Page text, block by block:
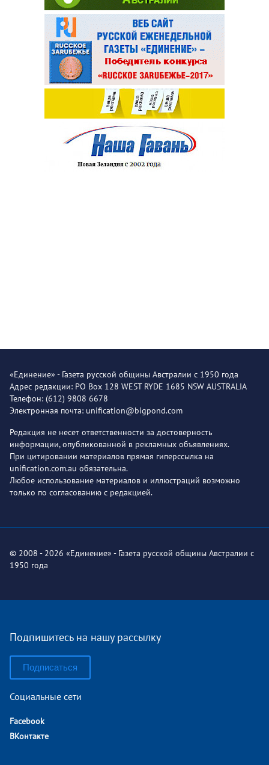
«Единение» - Газета русской общины Австралии с 1950 года
Адрес редакции: PO Box 128 WEST RYDE 1685 NSW AUSTRALIA
Телефон: (612) 9808 6678
Электронная почта: unification@bigpond.com
Редакция не несет ответственности за достоверность
информации, опубликованной в рекламных объявлениях.
При цитировании материалов прямая гиперссылка на
unification.com.au обязательна.
Любое использование материалов и иллюстраций возможно
только по согласованию с редакцией.
© 2008 - 2026 «Единение» - Газета русской общины Австралии с
1950 года
Подпишитесь на нашу рассылку
Подписаться
Социальные сети
Facebook
ВКонтакте